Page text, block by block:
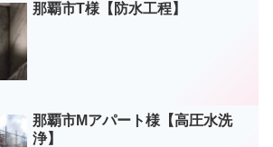
那覇市T様【防水工程】
那覇市Mアパート様【高圧水洗
浄】